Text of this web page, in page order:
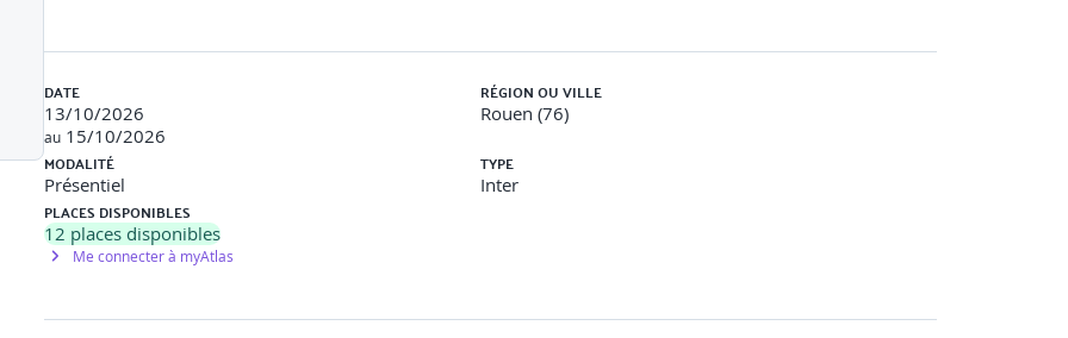
d’apprentissage, des modules e-learning peuvent être fournis avant et après la session présentielle ou la classe
en amont et en aval pour valider les compétences acquises.
DATE
13/10/2026
au 15/10/2026
RÉGION OU VILLE
Rouen (76)
MODALITÉ
Présentiel
TYPE
Inter
PLACES DISPONIBLES
12 places disponibles
Me connecter à myAtlas